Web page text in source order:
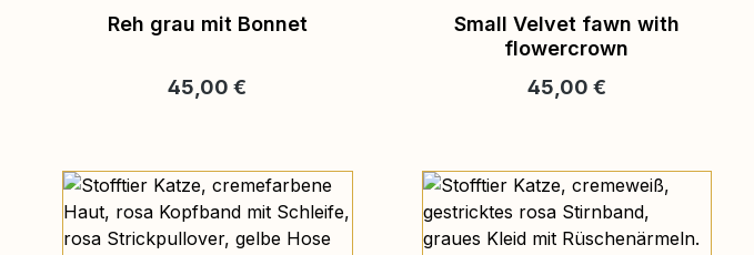
Reh grau mit Bonnet
Regulärer Preis:
45,00 €
Small Velvet fawn with
flowercrown
Regulärer Preis:
45,00 €